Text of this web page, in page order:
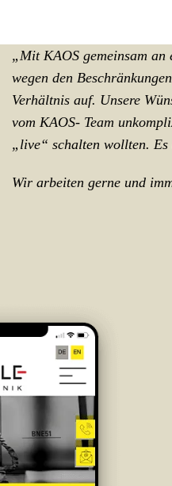
„Mit KAOS gemeinsam
wegen den
Verhältnis auf. Unsere
vom KAOS- Team
„live“ schalten wollten. Es
Wir arbeiten gerne und